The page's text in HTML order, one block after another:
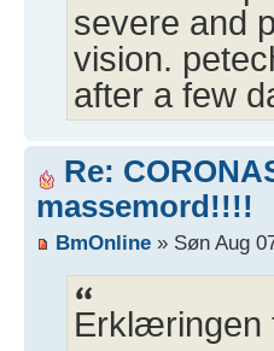
severe and
vision.
after a few
Re:
massemord!!!!
BmOnline » Søn Aug
Erklæringen